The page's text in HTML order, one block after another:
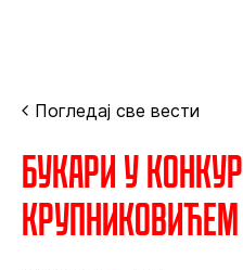
Погледај све вести
Букари у
Крупниковићем